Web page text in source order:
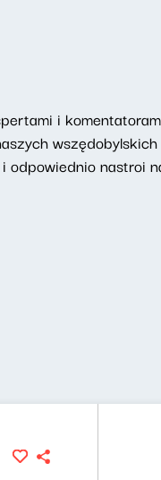
i
odpowiednio nastroi